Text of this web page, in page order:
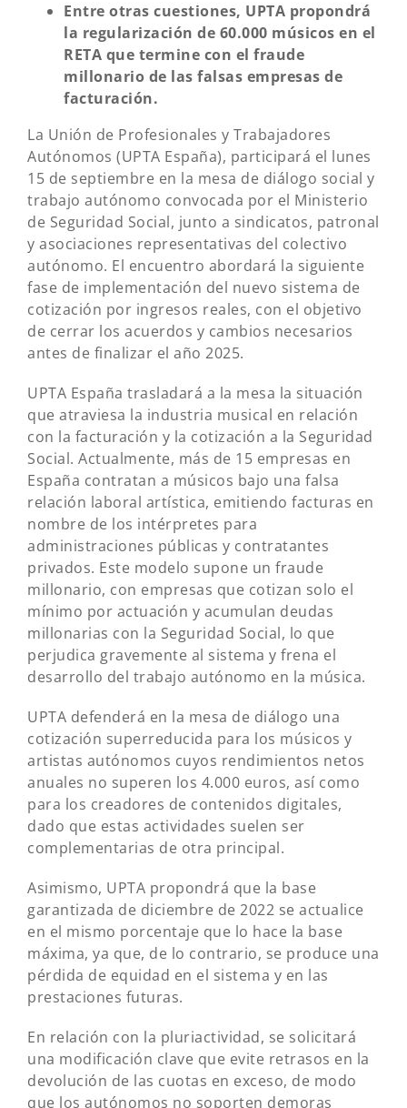
Entre otras cuestiones, UPTA propondrá
la regularización de 60.000 músicos en el
RETA que termine con el fraude
millonario de las falsas empresas de
facturación.
La Unión de Profesionales y Trabajadores
Autónomos (UPTA España), participará el lunes
15 de septiembre en la mesa de diálogo social y
trabajo autónomo convocada por el Ministerio
de Seguridad Social, junto a sindicatos, patronal
y asociaciones representativas del colectivo
autónomo. El encuentro abordará la siguiente
fase de implementación del nuevo sistema de
cotización por ingresos reales, con el objetivo
de cerrar los acuerdos y cambios necesarios
antes de finalizar el año 2025.
UPTA España trasladará a la mesa la situación
que atraviesa la industria musical en relación
con la facturación y la cotización a la Seguridad
Social. Actualmente, más de 15 empresas en
España contratan a músicos bajo una falsa
relación laboral artística, emitiendo facturas en
nombre de los intérpretes para
administraciones públicas y contratantes
privados. Este modelo supone un fraude
millonario, con empresas que cotizan solo el
mínimo por actuación y acumulan deudas
millonarias con la Seguridad Social, lo que
perjudica gravemente al sistema y frena el
desarrollo del trabajo autónomo en la música.
UPTA defenderá en la mesa de diálogo una
cotización superreducida para los músicos y
artistas autónomos cuyos rendimientos netos
anuales no superen los 4.000 euros, así como
para los creadores de contenidos digitales,
dado que estas actividades suelen ser
complementarias de otra principal.
Asimismo, UPTA propondrá que la base
garantizada de diciembre de 2022 se actualice
en el mismo porcentaje que lo hace la base
máxima, ya que, de lo contrario, se produce una
pérdida de equidad en el sistema y en las
prestaciones futuras.
En relación con la pluriactividad, se solicitará
una modificación clave que evite retrasos en la
devolución de las cuotas en exceso, de modo
que los autónomos no soporten demoras